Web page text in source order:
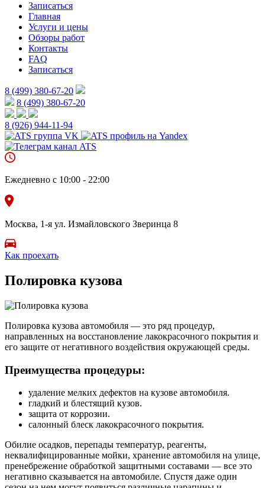
Записаться
Главная
Услуги и цены
Обзоры работ
Контакты
FAQ
Записаться
8 (499) 380-67-20
8 (499) 380-67-20
8 (926) 944-11-94
Ежедневно с 10:00 - 22:00
Москва, 1-я ул. Измайловского Зверинца 8
Как проехать
Полировка кузова
Полировка кузова автомобиля — это ряд процедур,
направленных на восстановление лакокрасочного покрытия и
его защите от негативного воздействия окружающей среды.
Преимущества процедуры:
удаление мелких дефектов на кузове автомобиля.
гладкий и блестящий кузов.
защита от коррозии.
салонный блеск лакокрасочного покрытия.
Обилие осадков, перепады температур, реагенты,
неквалифицированные мойки, хранение автомобиля на улице,
пренебрежение обработкой защитными составами — все это
негативно сказывается на автомобиле. Спустя даже один